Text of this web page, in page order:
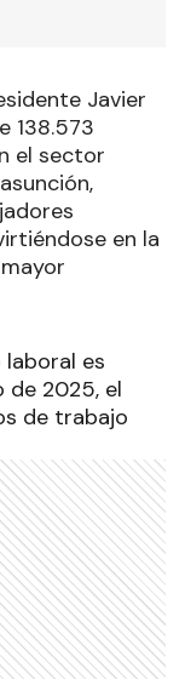
Javier
138.573
el sector
en la
es
de 2025, el
de trabajo